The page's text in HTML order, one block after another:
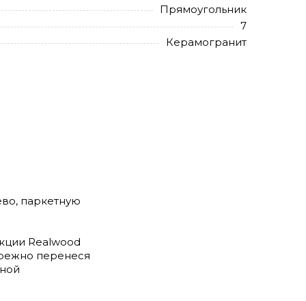
Прямоугольник
7
Керамогранит
паркетную
Realwood
перенеся